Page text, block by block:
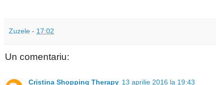
Zuzele - 17:02
Un comentariu:
Cristina Shopping Therapy 13 aprilie 2016 la 19:43